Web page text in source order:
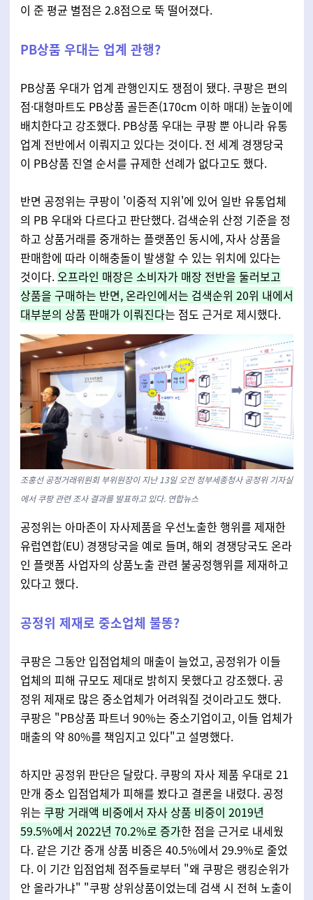
이 준 평균 별점은 2.8점으로 뚝 떨어졌다.
PB상품 우대는 업계 관행?
PB상품 우대가 업계 관행인지도 쟁점이 됐다. 쿠팡은 편의
점·대형마트도 PB상품 골든존(170cm 이하 매대) 눈높이에
배치한다고 강조했다. PB상품 우대는 쿠팡 뿐 아니라 유통
업계 전반에서 이뤄지고 있다는 것이다. 전 세계 경쟁당국
이 PB상품 진열 순서를 규제한 선례가 없다고도 했다.
반면 공정위는 쿠팡이 '이중적 지위'에 있어 일반 유통업체
의 PB 우대와 다르다고 판단했다. 검색순위 산정 기준을 정
하고 상품거래를 중개하는 플랫폼인 동시에, 자사 상품을
판매함에 따라 이해충돌이 발생할 수 있는 위치에 있다는
것이다.오프라인 매장은 소비자가 매장 전반을 둘러보고
상품을 구매하는 반면, 온라인에서는 검색순위 20위 내에서
대부분의 상품 판매가 이뤄진다는 점도 근거로 제시했다.
조홍선 공정거래위원회 부위원장이 지난 13일 오전 정부세종청사 공정위 기자실
에서 쿠팡 관련 조사 결과를 발표하고 있다. 연합뉴스
공정위는 아마존이 자사제품을 우선노출한 행위를 제재한
유럽연합(EU) 경쟁당국을 예로 들며, 해외 경쟁당국도 온라
인 플랫폼 사업자의 상품노출 관련 불공정행위를 제재하고
있다고 했다.
공정위 제재로 중소업체 불똥?
쿠팡은 그동안 입점업체의 매출이 늘었고, 공정위가 이들
업체의 피해 규모도 제대로 밝히지 못했다고 강조했다. 공
정위 제재로 많은 중소업체가 어려워질 것이라고도 했다.
쿠팡은 "PB상품 파트너 90%는 중소기업이고, 이들 업체가
매출의 약 80%를 책임지고 있다"고 설명했다.
하지만 공정위 판단은 달랐다. 쿠팡의 자사 제품 우대로 21
만개 중소 입점업체가 피해를 봤다고 결론을 내렸다. 공정
위는 쿠팡 거래액 비중에서 자사 상품 비중이 2019년
59.5%에서 2022년 70.2%로 증가한 점을 근거로 내세웠
다. 같은 기간 중개 상품 비중은 40.5%에서 29.9%로 줄었
다. 이 기간 입점업체 점주들로부터 "왜 쿠팡은 랭킹순위가
안 올라가냐" "쿠팡 상위상품이었는데 검색 시 전혀 노출이